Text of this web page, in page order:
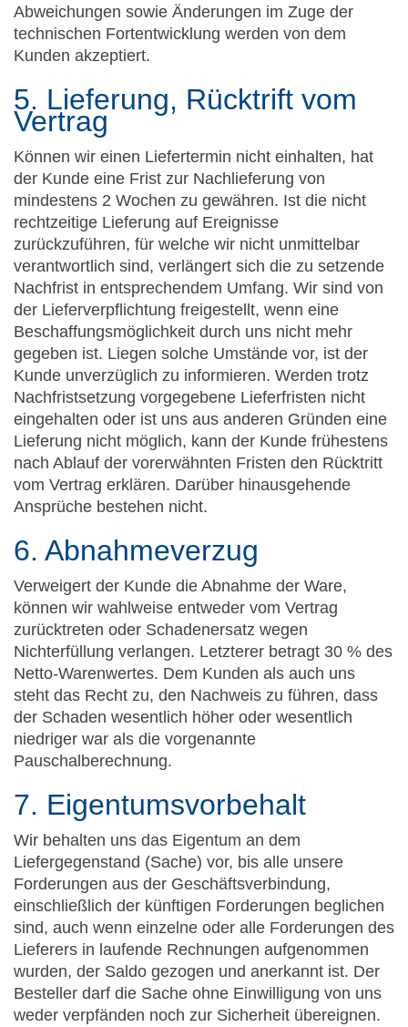
Abweichungen sowie Änderungen im Zuge der
technischen Fortentwicklung werden von dem
Kunden akzeptiert.
5. Lieferung, Rücktrift vom
Vertrag
Können wir einen Liefertermin nicht einhalten, hat
der Kunde eine Frist zur Nachlieferung von
mindestens 2 Wochen zu gewähren. Ist die nicht
rechtzeitige Lieferung auf Ereignisse
zurückzuführen, für welche wir nicht unmittelbar
verantwortlich sind, verlängert sich die zu setzende
Nachfrist in entsprechendem Umfang. Wir sind von
der Lieferverpflichtung freigestellt, wenn eine
Beschaffungsmöglichkeit durch uns nicht mehr
gegeben ist. Liegen solche Umstände vor, ist der
Kunde unverzüglich zu informieren. Werden trotz
Nachfristsetzung vorgegebene Lieferfristen nicht
eingehalten oder ist uns aus anderen Gründen eine
Lieferung nicht möglich, kann der Kunde frühestens
nach Ablauf der vorerwähnten Fristen den Rücktritt
vom Vertrag erklären. Darüber hinausgehende
Ansprüche bestehen nicht.
6. Abnahmeverzug
Verweigert der Kunde die Abnahme der Ware,
können wir wahlweise entweder vom Vertrag
zurücktreten oder Schadenersatz wegen
Nichterfüllung verlangen. Letzterer betragt 30 % des
Netto-Warenwertes. Dem Kunden als auch uns
steht das Recht zu, den Nachweis zu führen, dass
der Schaden wesentlich höher oder wesentlich
niedriger war als die vorgenannte
Pauschalberechnung.
7. Eigentumsvorbehalt
Wir behalten uns das Eigentum an dem
Liefergegenstand (Sache) vor, bis alle unsere
Forderungen aus der Geschäftsverbindung,
einschließlich der künftigen Forderungen beglichen
sind, auch wenn einzelne oder alle Forderungen des
Lieferers in laufende Rechnungen aufgenommen
wurden, der Saldo gezogen und anerkannt ist. Der
Besteller darf die Sache ohne Einwilligung von uns
weder verpfänden noch zur Sicherheit übereignen.